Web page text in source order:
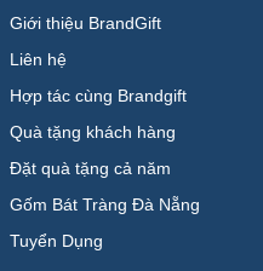
Giới thiệu BrandGift
Liên hệ
Hợp tác cùng Brandgift
Quà tặng khách hàng
Đặt quà tặng cả năm
Gốm Bát Tràng Đà Nẵng
Tuyển Dụng